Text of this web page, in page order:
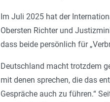
Im Juli 2025 hat der
Obersten Richter und
dass beide persönlich für
Deutschland macht trotzdem
mit denen sprechen, die das
Gespräche auch zu führen.“